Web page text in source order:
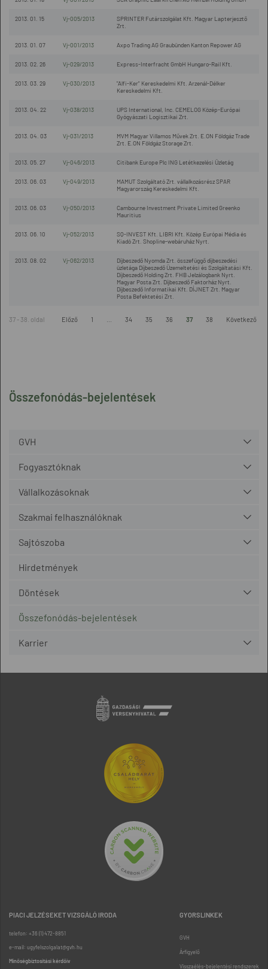
Összefonódás-bejelentések
GVH
Fogyasztóknak
Vállalkozásoknak
Szakmai felhasználóknak
Sajtószoba
Hirdetmények
Döntések
Összefonódás-bejelentések
Karrier
2013. 01. 15 Vj-005/2013
SPRINTER Futárszolgálat Kft. Magyar Lapterjesztő
Zrt.
2013. 01. 07 Vj-001/2013 Axpo Trading AG Graubünden Kanton Repower AG
2013. 02. 26 Vj-029/2013 Express-Interfracht GmbH Hungaro-Rail Kft.
2013. 03. 29 Vj-030/2013
"Alfi-Ker" Kereskedelmi Kft. Arzenál-Délker
Kereskedelmi Kft.
2013. 04. 22 Vj-038/2013
UPS International, Inc. CEMELOG Közép-Európai
Gyógyászati Logisztikai Zrt.
2013. 04. 03 Vj-031/2013
MVM Magyar Villamos Művek Zrt. E.ON Földgáz Trade
Zrt. E.ON Földgáz Storage Zrt.
2013. 05. 27 Vj-046/2013 Citibank Europe Plc ING Letétkezelési Üzletág
2013. 06. 03 Vj-049/2013
MAMUT Szolgáltató Zrt. vállalkozásrész SPAR
Magyarország Kereskedelmi Kft.
2013. 06. 03 Vj-050/2013
Cambourne Investment Private Limited Greenko
Mauritius
2013. 06. 10 Vj-052/2013
SQ-INVEST Kft. LIBRI Kft. Közép Európai Média és
Kiadó Zrt. Shopline-webáruház Nyrt.
2013. 08. 02 Vj-062/2013
Díjbeszedő Nyomda Zrt. összefüggő díjbeszedési
üzletága Díjbeszedő Üzemeltetési és Szolgáltatási Kft.
Díjbeszedő Holding Zrt. FHB Jelzálogbank Nyrt.
Magyar Posta Zrt. Díjbeszedő Faktorház Nyrt.
Díjbeszedő Informatikai Kft. DÍJNET Zrt. Magyar
Posta Befektetési Zrt.
37 - 38. oldal Előző 1 34 35 36 37 38 Következő
PIACI JELZÉSEKET VIZSGÁLÓ IRODA
telefon: +36 (1) 472-8851
e-mail: ugyfelszolgalat@gvh.hu
Minőségbiztosítási kérdőív
GYORSLINKEK
GVH
Árfigyelő
Visszaélés-bejelentési rendszerek